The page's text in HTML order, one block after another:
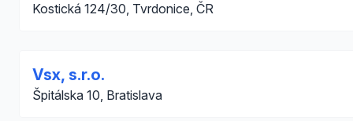
Kostická 124/30, Tvrdonice, ČR
Vsx, s.r.o.
Špitálska 10, Bratislava